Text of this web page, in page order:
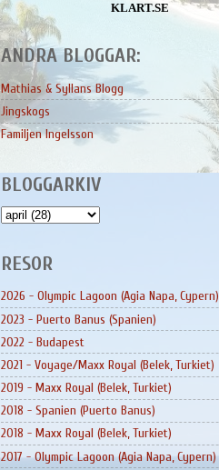
KLART.SE
ANDRA BLOGGAR:
Mathias & Syllans Blogg
Jingskogs
Familjen Ingelsson
BLOGGARKIV
RESOR
2026 - Olympic Lagoon (Agia Napa, Cypern)
2023 - Puerto Banus (Spanien)
2022 - Budapest
2021 - Voyage/Maxx Royal (Belek, Turkiet)
2019 - Maxx Royal (Belek, Turkiet)
2018 - Spanien (Puerto Banus)
2018 - Maxx Royal (Belek, Turkiet)
2017 - Olympic Lagoon (Agia Napa, Cypern)